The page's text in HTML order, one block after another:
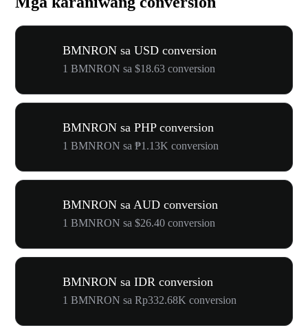
BMNRON sa USD conversion
1 BMNRON sa $18.63 conversion
BMNRON sa PHP conversion
1 BMNRON sa ₱1.13K conversion
BMNRON sa AUD conversion
1 BMNRON sa $26.40 conversion
BMNRON sa IDR conversion
1 BMNRON sa Rp332.68K conversion